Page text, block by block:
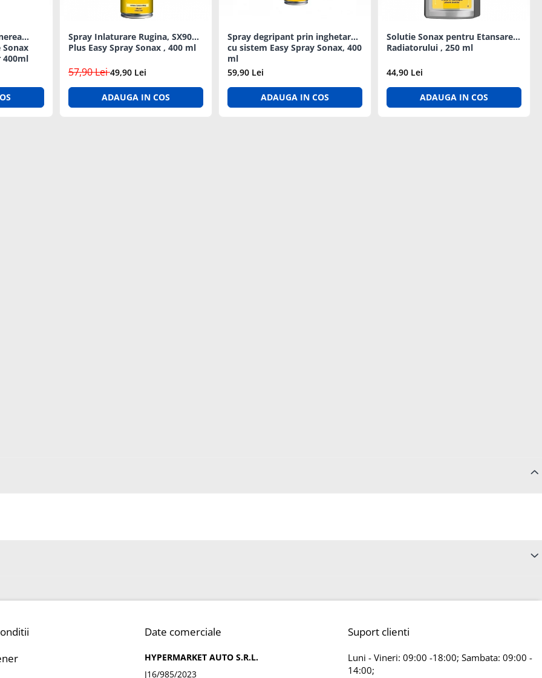
400ml
Spray Inlaturare Rugina, SX90
Plus Easy Spray Sonax , 400 ml
57,90 Lei49,90 Lei
ADAUGA IN COS
Spray degripant prin inghetare ,
cu sistem Easy Spray Sonax, 400
ml
59,90 Lei
ADAUGA IN COS
Solutie Sonax pentru Etansarea
Radiatorului , 250 ml
44,90 Lei
ADAUGA IN COS
Date comerciale
HYPERMARKET AUTO S.R.L.
J16/985/2023
Suport clienti
Luni - Vineri: 09:00 -18:00; Sambata: 09:00 -
14:00;